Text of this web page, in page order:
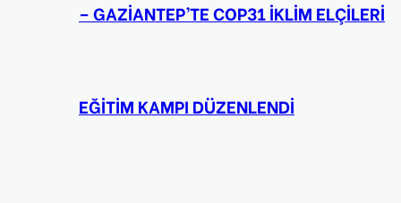
– GAZİANTEP’TE COP31 İKLİM ELÇİLERİ
EĞİTİM KAMPI DÜZENLENDİ